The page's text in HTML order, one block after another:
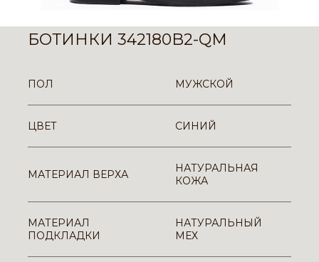
БОТИНКИ 342180B2-QM
ПОЛ МУЖСКОЙ
ЦВЕТ СИНИЙ
МАТЕРИАЛ ВЕРХА
НАТУРАЛЬНАЯ
КОЖА
МАТЕРИАЛ
ПОДКЛАДКИ
НАТУРАЛЬНЫЙ
МЕХ